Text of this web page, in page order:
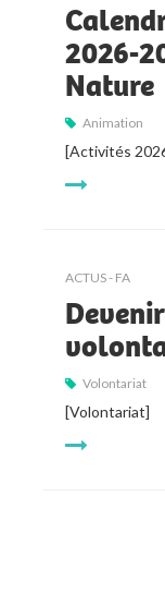
2026-
Nature
Animation
[Activités
ACTUS - FA
Volontariat
[Volontariat]